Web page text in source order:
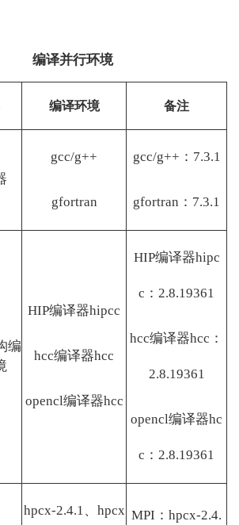
编译并行环境
编译环境 备注
gcc/g++
gfortran
gcc/g++：7.3.1
gfortran：7.3.1
编
HIP编译器hipcc
hcc编译器hcc
opencl编译器hcc
HIP编译器hipc
c：2.8.19361
hcc编译器hcc：
2.8.19361
opencl编译器hc
c：2.8.19361
hpcx-2.4.1、hpcx MPI：hpcx-2.4.